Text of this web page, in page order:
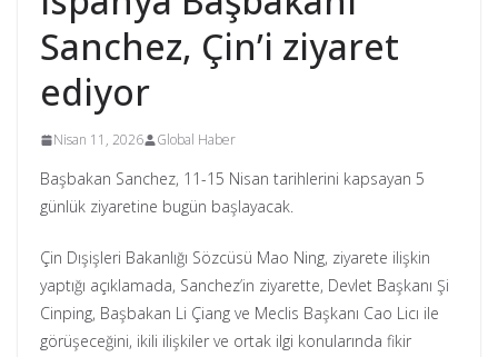
Sanchez, Çin’i ziyaret
ediyor
Nisan 11, 2026 Global Haber
Başbakan Sanchez, 11-15 Nisan tarihlerini kapsayan 5
günlük ziyaretine bugün başlayacak.
Çin Dışişleri Bakanlığı Sözcüsü Mao Ning, ziyarete ilişkin
yaptığı açıklamada, Sanchez’in ziyarette, Devlet Başkanı Şi
Cinping, Başbakan Li Çiang ve Meclis Başkanı Cao Licı ile
görüşeceğini, ikili ilişkiler ve ortak ilgi konularında fikir